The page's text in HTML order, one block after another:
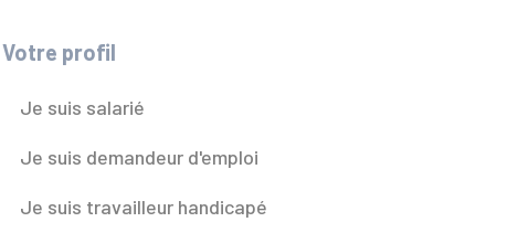
Votre profil
Je suis salarié
Je suis demandeur d'emploi
Je suis travailleur handicapé